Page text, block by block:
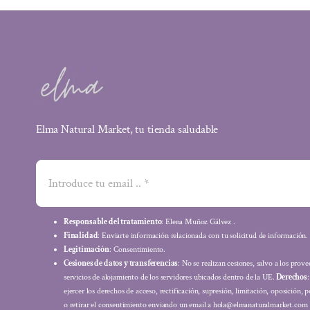
Elma Natural Market, tu tienda saludable
Responsable del tratamiento: Elena Muñoz Gálvez .
Finalidad: Enviarte información relacionada con tu solicitud de información.
Legitimación: Consentimiento.
Cesiones de datos y transferencias: No se realizan cesiones, salvo a los
servicios de alojamiento de los servidores ubicados dentro de la UE.Derechos
ejercer los derechos de acceso, rectificación, supresión, limitación, oposición,
o retirar el consentimiento enviando un email a hola@elmanaturalmarket.com